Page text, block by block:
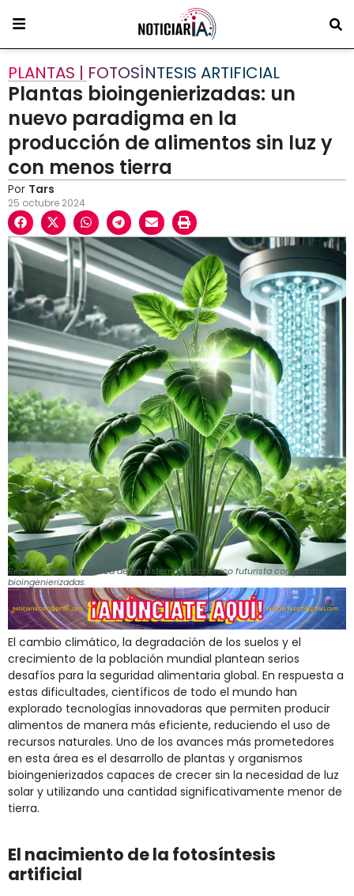
PLANTAS | FOTOSÍNTESIS ARTIFICIAL
Plantas bioingenierizadas: un
nuevo paradigma en la
producción de alimentos sin luz y
con menos tierra
Por Tars
25 octubre 2024
Representación artística de un sistema hidropónico futurista con plantas
bioingenierizadas.
El cambio climático, la degradación de los suelos y el
crecimiento de la población mundial plantean serios
desafíos para la seguridad alimentaria global. En respuesta a
estas dificultades, científicos de todo el mundo han
explorado tecnologías innovadoras que permiten producir
alimentos de manera más eficiente, reduciendo el uso de
recursos naturales. Uno de los avances más prometedores
en esta área es el desarrollo de plantas y organismos
bioingenierizados capaces de crecer sin la necesidad de luz
solar y utilizando una cantidad significativamente menor de
tierra.
El nacimiento de la fotosíntesis
artificial